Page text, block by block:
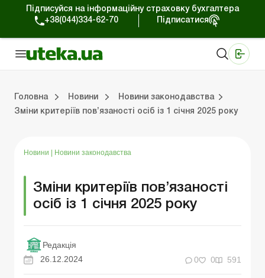
Підписуйся на інформаційну страховку бухгалтера
+38(044)334-62-70
Підписатися
Головна Новини
Новини законодавства
Зміни критеріїв пов’язаності осіб із 1 січня 2025 року
Новини Новини законодавства
Зміни критеріїв пов’язаності
осіб із 1 січня 2025 року
Редакція
26.12.2024
0 0 591